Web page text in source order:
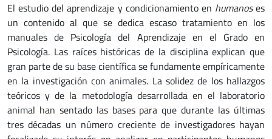
El estudio del aprendizaje y condicionamiento en humanoses
un contenido al que se dedica escaso tratamiento en los
manuales de Psicología del Aprendizaje en el Grado en
Psicología. Las raíces históricas de la disciplina explican que
gran parte de su base científica se fundamente empíricamente
en la investigación con animales. La solidez de los hallazgos
teóricos y de la metodología desarrollada en el laboratorio
animal han sentado las bases para que durante las últimas
tres décadas un número creciente de investigadores hayan